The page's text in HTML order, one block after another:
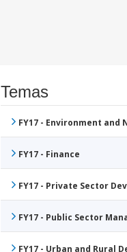
Temas
FY17 - Environment
FY17 - Finance
FY17 - Private Sector
FY17 - Public Sector
FY17 - Urban and Rural